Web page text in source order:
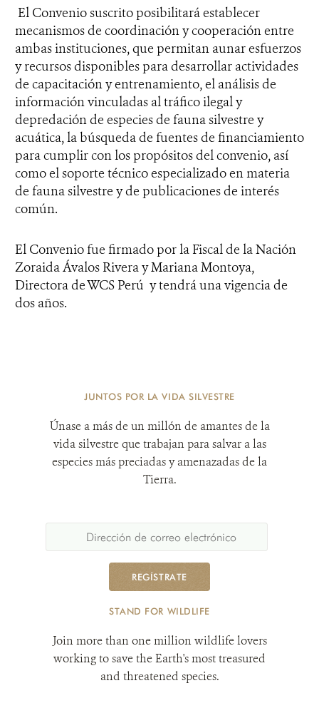
El Convenio suscrito posibilitará establecer
mecanismos de coordinación y cooperación entre
ambas instituciones, que permitan aunar esfuerzos
y recursos disponibles para desarrollar actividades
de capacitación y entrenamiento, el análisis de
información vinculadas al tráfico ilegal y
depredación de especies de fauna silvestre y
acuática, la búsqueda de fuentes de financiamiento
para cumplir con los propósitos del convenio, así
como el soporte técnico especializado en materia
de fauna silvestre y de publicaciones de interés
común.
El Convenio fue firmado por la Fiscal de la Nación
Zoraida Ávalos Rivera y Mariana Montoya,
Directora de WCS Perú y tendrá una vigencia de
dos años.
JUNTOS POR LA VIDA SILVESTRE
Únase a más de un millón de amantes de la
vida silvestre que trabajan para salvar a las
especies más preciadas y amenazadas de la
Tierra.
REGÍSTRATE
STAND FOR WILDLIFE
Join more than one million wildlife lovers
working to save the Earth's most treasured
and threatened species.